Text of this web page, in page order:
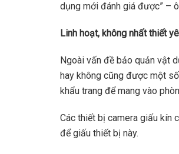
dụng mới đánh giá được” –
Linh hoạt, không nhất thiết
Ngoài vấn đề bảo quản vật
hay không cũng được một
khẩu trang để mang vào
Các thiết bị camera giấu kín
để giấu thiết bị này.